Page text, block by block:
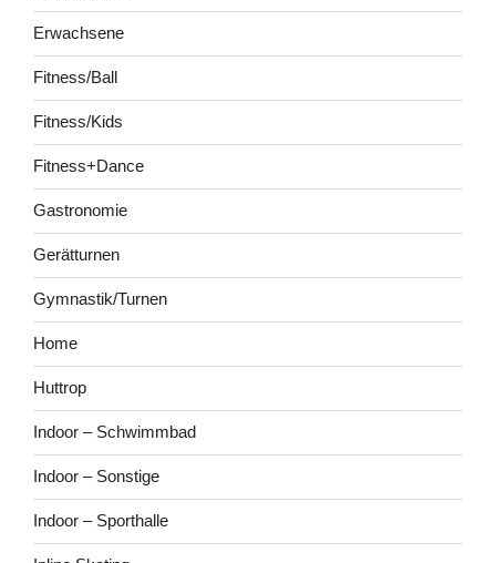
Erwachsene
Fitness/Ball
Fitness/Kids
Fitness+Dance
Gastronomie
Gerätturnen
Gymnastik/Turnen
Home
Huttrop
Indoor – Schwimmbad
Indoor – Sonstige
Indoor – Sporthalle